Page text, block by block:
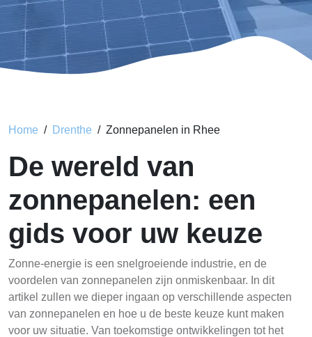
Home Drenthe Zonnepanelen in Rhee
De wereld van
zonnepanelen: een
gids voor uw keuze
Zonne-energie is een snelgroeiende industrie, en de
voordelen van zonnepanelen zijn onmiskenbaar. In dit
artikel zullen we dieper ingaan op verschillende aspecten
van zonnepanelen en hoe u de beste keuze kunt maken
voor uw situatie. Van toekomstige ontwikkelingen tot het